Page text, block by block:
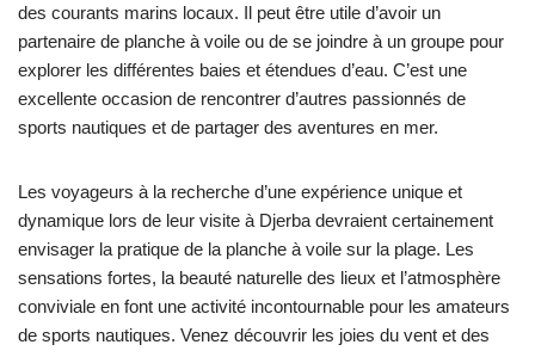
des courants marins locaux. Il peut être utile d’avoir un
partenaire de planche à voile ou de se joindre à un groupe pour
explorer les différentes baies et étendues d’eau. C’est une
excellente occasion de rencontrer d’autres passionnés de
sports nautiques et de partager des aventures en mer.
Les voyageurs à la recherche d’une expérience unique et
dynamique lors de leur visite à Djerba devraient certainement
envisager la pratique de la planche à voile sur la plage. Les
sensations fortes, la beauté naturelle des lieux et l’atmosphère
conviviale en font une activité incontournable pour les amateurs
de sports nautiques. Venez découvrir les joies du vent et des